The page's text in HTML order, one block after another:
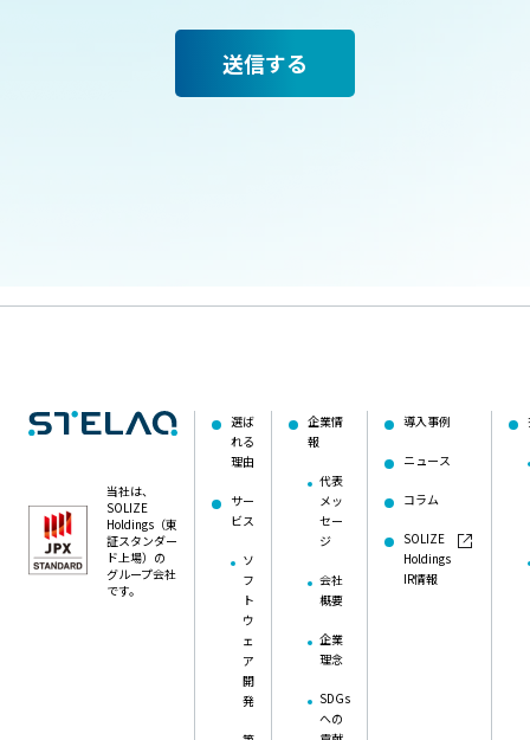
当社は、
SOLIZE
Holdings（東
証スタンダー
ド上場）の
グループ会社
です。
選ば
れる
理由
サー
ビス
ソ
フ
ト
ウ
ェ
ア
開
発
企業情
報
代表
メッ
セー
ジ
会社
概要
企業
理念
SDGs
への
導入事例
ニュース
コラム
SOLIZE
Holdings
IR情報